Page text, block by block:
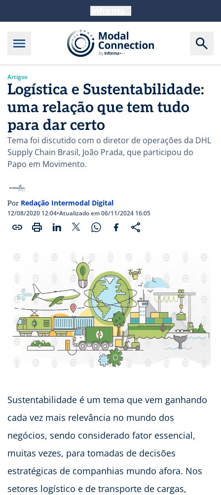
Artigos
Logística e Sustentabilidade:
uma relação que tem tudo
para dar certo
Tema foi discutido com o diretor de operações da DHL
Supply Chain Brasil, João Prada, que participou do
Papo em Movimento.
Por Redação Intermodal Digital
12/08/2020 12:04•Atualizado em 06/11/2024 16:05
Sustentabilidade é um tema que vem ganhando
cada vez mais relevância no mundo dos
negócios, sendo considerado fator essencial,
muitas vezes, para tomadas de decisões
estratégicas de companhias mundo afora. Nos
setores logístico e de transporte de cargas,